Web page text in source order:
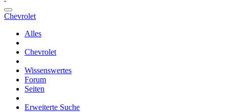
Chevrolet
Alles
Chevrolet
Wissenswertes
Forum
Seiten
Erweiterte Suche